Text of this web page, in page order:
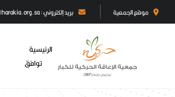
موقع الجمعية بريد إلكتروني : harakia@harakia.org.sa
الرئيسية
توافق